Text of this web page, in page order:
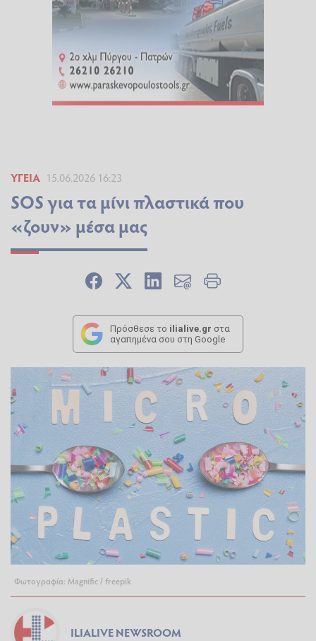
ΥΓΕΊΑ 15.06.2026 16:23
SOS για τα μίνι πλαστικά που
«ζουν» μέσα μας
Πρόσθεσε το ilialive.gr στα
αγαπημένα σου στη Google
Φωτογραφία: Magnific / freepik
ILIALIVE NEWSROOM